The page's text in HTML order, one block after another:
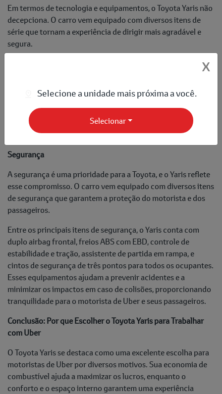
Em termos de tecnologia e equipamentos, o Toyota Yaris não
decepciona. O carro vem equipado com diversos itens de
série que tornam a experiência de dirigir mais agradável e
segura.
computador de bordo. Algumas versões do Yaris também
oferecem central multimídia com tela sensível ao toque,
câmera de ré e controle de som no volante, aumentando
ainda mais o conforto e a praticidade para o motorista.
Segurança
A segurança é uma prioridade para a Toyota, e o Yaris reflete
esse compromisso. O carro vem equipado com diversos itens
de segurança que garantem a proteção do motorista e dos
passageiros.
Entre os principais itens de segurança, o Yaris conta com
duplo airbag frontal, freios ABS com EBD, controle de
estabilidade e tração, assistente de partida em rampa, e
cintos de segurança de três pontos para todos os ocupantes.
Esses equipamentos ajudam a prevenir acidentes e a
minimizar os impactos em caso de colisões, proporcionando
tranquilidade para o motorista de Uber e seus passageiros.
Conclusão: Por que Escolher o Toyota Yaris para Trabalhar
com Uber
O Toyota Yaris se destaca como uma excelente escolha para
motoristas de Uber por diversos motivos. Sua economia de
combustível ajuda a maximizar os lucros, enquanto o
conforto e o espaço interno garantem uma experiência
X
Selecione a unidade mais próxima a você.
Selecionar